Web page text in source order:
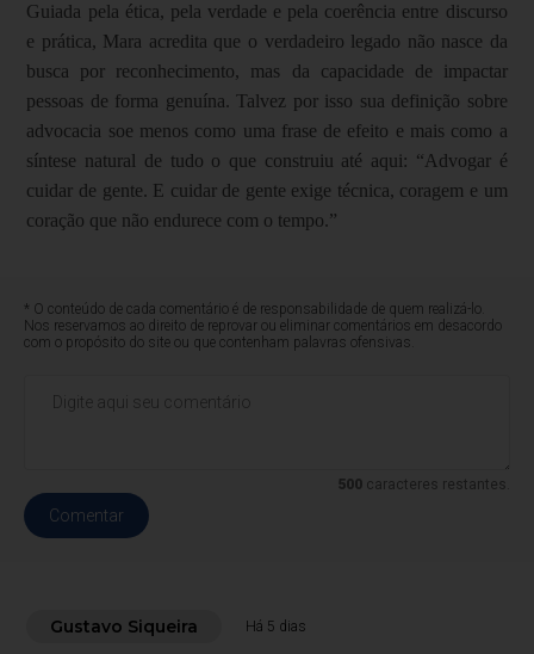
Guiada pela ética, pela verdade e pela coerência entre discurso
e prática, Mara acredita que o verdadeiro legado não nasce da
busca por reconhecimento, mas da capacidade de impactar
pessoas de forma genuína. Talvez por isso sua definição sobre
advocacia soe menos como uma frase de efeito e mais como a
síntese natural de tudo o que construiu até aqui: “Advogar é
cuidar de gente. E cuidar de gente exige técnica, coragem e um
coração que não endurece com o tempo.”
* O conteúdo de cada comentário é de responsabilidade de quem realizá-lo.
Nos reservamos ao direito de reprovar ou eliminar comentários em desacordo
com o propósito do site ou que contenham palavras ofensivas.
500caracteres restantes.
Comentar
Gustavo Siqueira Há 5 dias